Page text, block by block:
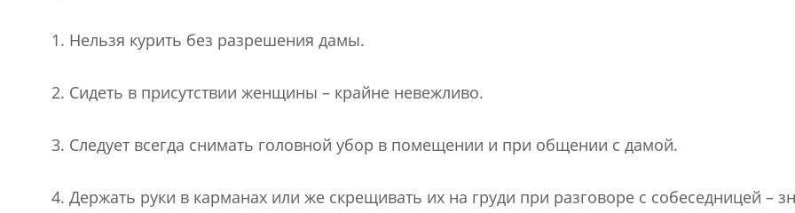
1. Нельзя курить без разрешения дамы.
2. Сидеть в присутствии женщины – крайне невежливо.
3. Следует всегда снимать головной убор в помещении и при общении с дамой.
4. Держать руки в карманах или же скрещивать их на груди при разговоре с собеседницей –